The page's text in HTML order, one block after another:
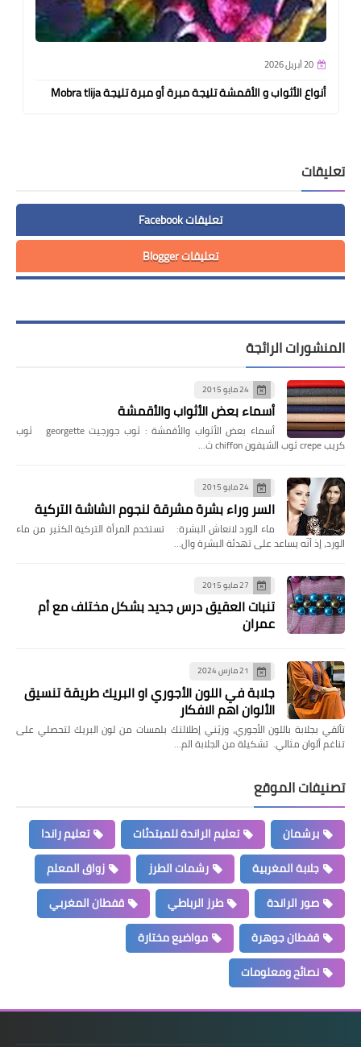
20 أبريل 2026
أنواع الأثواب و الأقمشة تليجة مبرة أو مبرة تليجة Mobra tlija
تعليقات
تعليقات Facebook
تعليقات Blogger
المنشورات الرائجة
24 مايو 2015
أسماء بعض الأثواب والأقمشة
أسماء بعض الأثواب والأقمشة : ثوب جورجيت georgette ثوب
كريب crepe ثوب الشيفون chiffon ث…
24 مايو 2015
السر وراء بشرة مشرقة لنجوم الشاشة التركية
ماء الورد لانعاش البشرة: تستخدم المرأة التركية الكثير من ماء
الورد، إذ أنّه يساعد على تهدئة البشرة وال…
27 مايو 2015
تنبات العقيق درس جديد بشكل مختلف مع أم
عمران
21 مارس 2024
جلابة في اللون الأجوري او البريك طريقة تنسيق
الألوان اهم الافكار
تألقي بجلابة باللون الأجوري، وزيّني إطلالتك بلمسات من لون البريك لتحصلي على
تناغم ألوان مثالي. تشكيلة من الجلابة الم…
تصنيفات الموقع
برشمان تعليم الراندة للمبتدئات
تعليم راندا
جلابة المغربية
رشمات الطرز
زواق المعلم
صور الراندة
طرز الرباطي
قفطان المغربي
قفطان جوهرة
مواضيع مختارة
نصائح ومعلومات